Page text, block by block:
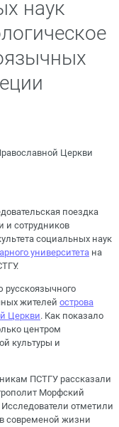
наук
Церкви
поездка
и сотрудников
социальных наук
университета на
жителей острова
Церкви. Как показало
центром
культуры и
ПСТГУ рассказали
Морфский
отметили
современой жизни